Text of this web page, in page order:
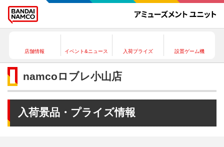
店舗情報 イベント&ニュース 入荷プライズ 設置ゲーム機
namcoロブレ小山店
入荷景品・プライズ情報